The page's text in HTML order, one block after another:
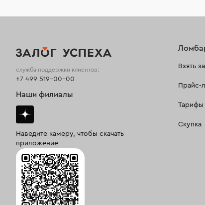
Взять
Прайс-
Тарифы
Скупка
служба поддержки клиентов:
+7 499 519-00-00
Наши филиалы
Наведите камеру, чтобы скачать
приложение